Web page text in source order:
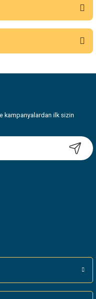
yapın!
kampanyalardan ilk sizin